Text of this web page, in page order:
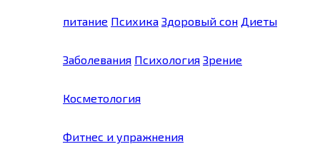
питание Психика Здоровый сон Диеты
Заболевания Психология Зрение
Косметология
Фитнес и упражнения